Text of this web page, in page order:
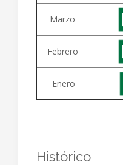
Marzo
Febrero
Enero
Histórico